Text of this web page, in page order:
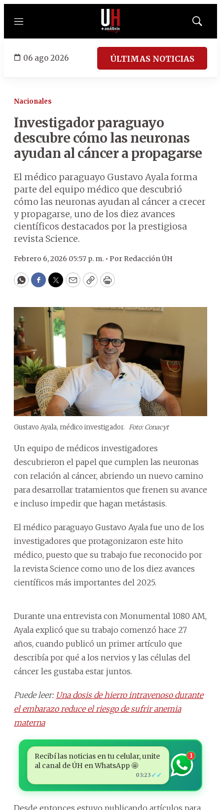
Menú
Mostrar
06 ago 2026 ÚLTIMAS NOTICIAS
Nacionales
Investigador paraguayo
descubre cómo las neuronas
ayudan al cáncer a propagarse
El médico paraguayo Gustavo Ayala forma
parte del equipo médico que descubrió
cómo las neuronas ayudan al cáncer a crecer
y propagarse, uno de los diez avances
científicos destacados por la prestigiosa
revista Science.
Febrero 6, 2026 05:57 p. m. • Por Redacción ÚH
WhatsApp
Facebook
Twitter
EmailCopyPrint
Gustavo Ayala, médico investigador. Foto: Conacyt
Un equipo de médicos investigadores
descubrieron el papel que cumplen las neuronas
con relación al cáncer, abriendo un nuevo camino
para desarrollar tratamientos que frenen su avance
e incluso impedir que hagan metástasis.
El médico paraguayo Gustavo Ayala fue uno de los
investigadores que protagonizaron este hito
médico, puesto que su trabajo fue reconocido por
la revista Science como uno de los diez avances
científicos más importantes del 2025.
Durante una entrevista con Monumental 1080 AM,
Ayala explicó que su trabajo comenzó hace 27
años, cuando publicó un primer artículo que
describía por qué a los nervios y las células del
cáncer les gustaba estar juntos.
Puede leer: Una dosis de hierro intravenoso durante
el embarazo reduce el riesgo de sufrir anemia
materna
Recibí las noticias en tu celular, unite
al canal de ÚH en WhatsApp 🤩
03:23 ✓✓
1
Desde entonces estuvo publicando artículos para